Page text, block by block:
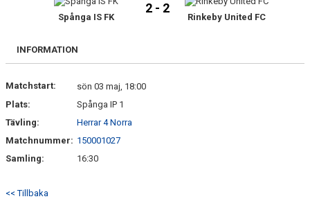
BILDGALLERI
ARKIV 2024-23
ARKIV 2022-20
ARKIV 2019-17
Spånga IS FK
2 - 2
Rinkeby United FC
INFORMATION
Matchstart:
sön 03 maj, 18:00
Plats:
Spånga IP 1
Tävling:
Herrar 4 Norra
Matchnummer: 150001027
Samling:
16:30
<< Tillbaka